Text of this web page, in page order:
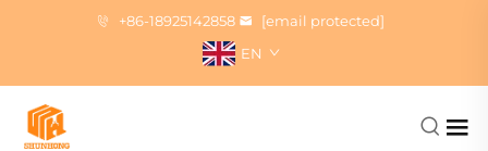
+86-18925142858
[email protected]
EN